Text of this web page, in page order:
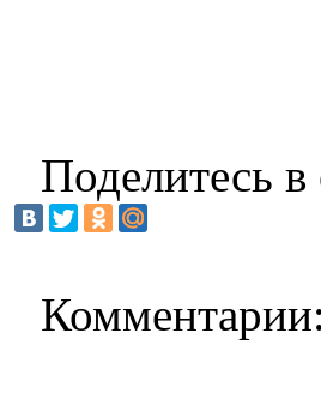
Поделитесь
Комментарии: